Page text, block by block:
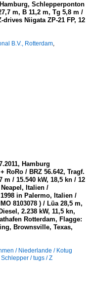
Hamburg, Schlepperponton
m, B 11,2 m, Tg 5,8 m /
drives Niigata ZP-21 FP, 12
B.V., Rotterdam,
Hamburg
RoRo / BRZ 56.642, Tragf.
m / 15.540 kW, 18,5 kn / 12
Italien /
in Palermo, Italien /
8103078 ) / Lüa 28,5 m,
2.238 kW, 11,5 kn,
Rotterdam, Flagge:
Brownsville, Texas,
/ Niederlande / Kotug
/ tugs / Z